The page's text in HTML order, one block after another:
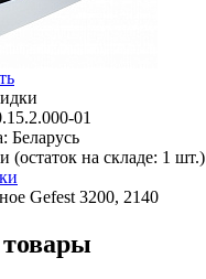
01
Беларусь
(остаток на складе: 1 шт.)
Gefest 3200, 2140